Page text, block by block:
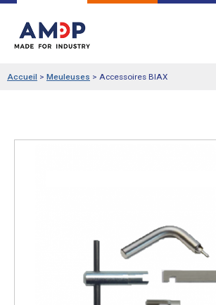
Accueil > Meuleuses > Accessoires BIAX